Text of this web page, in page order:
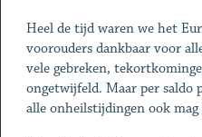
Heel de tijd waren we het
voorouders dankbaar voor
vele gebreken,
ongetwijfeld. Maar per saldo
alle onheilstijdingen ook